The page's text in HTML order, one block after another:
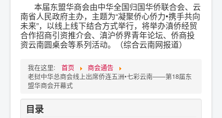
本届东盟华商会由中华全国归国华侨联合会、云
南省人民政府主办，主题为“凝聚侨心侨力•携手共向
未来”，以线上线下结合方式举行，将举办滇侨经贸
合作招商引资推介会、滇沪侨界青年论坛、侨商投
资云南圆桌会等系列活动。（综合云南网报道）
我在这里: 首页
商会通告
老挝中华总商会线上出席侨连五洲•七彩云南——第18届东
盟华商会开幕式
目录